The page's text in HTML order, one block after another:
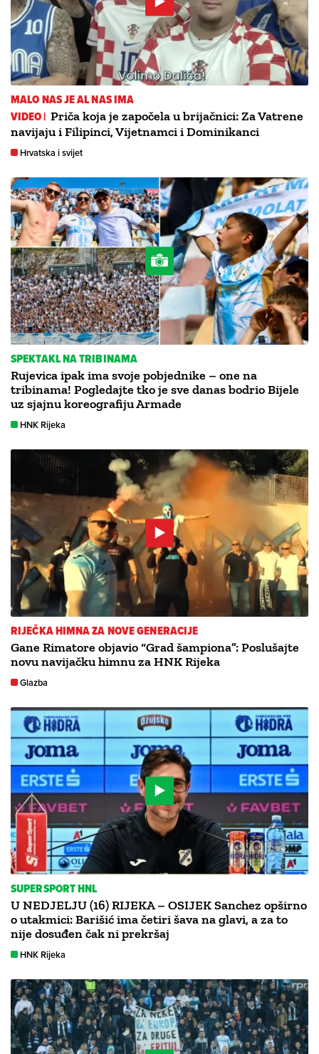
MALO NAS JE AL NAS IMA
VIDEO | Priča koja je započela u brijačnici: Za Vatrene
navijaju i Filipinci, Vijetnamci i Dominikanci
Hrvatska i svijet
SPEKTAKL NA TRIBINAMA
Rujevica ipak ima svoje pobjednike – one na
tribinama! Pogledajte tko je sve danas bodrio Bijele
uz sjajnu koreografiju Armade
HNK Rijeka
RIJEČKA HIMNA ZA NOVE GENERACIJE
Gane Rimatore objavio “Grad šampiona”: Poslušajte
novu navijačku himnu za HNK Rijeka
Glazba
SUPERSPORT HNL
U NEDJELJU (16) RIJEKA – OSIJEK Sanchez opširno
o utakmici: Barišić ima četiri šava na glavi, a za to
nije dosuđen čak ni prekršaj
HNK Rijeka